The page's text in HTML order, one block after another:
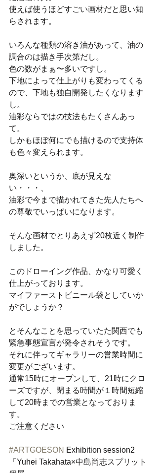
使えば使うほどすごい画材だと思い知
らされます。
いろんな種類の溶き油があって、油の
調合のは描き手次第だし。
色の数がまぁ〜多いですし。
下地によって仕上がりも変わってくる
ので、下地も独自開発したくなります
し。
油彩ならではの技法もたくさんあっ
て。
しかもほぼ何にでも描けるので支持体
も色々変えられます。
奥深いというか、底が見えな
い・・・、
油彩で今まで描かれてきた先人たちへ
の尊敬でいっぱいになります。
そんな画材でとりあえず20枚近く制作
しました。
このドローイング作品、かなり可愛く
仕上がっております。
マイファーストビニール袋としていか
がでしょうか？
とそんなことを思っていたた関西でも
緊急事態宣言が発令されそうです。
それに伴ってギャラリーの営業時間に
変更がございます。
通常15時にオープンして、21時にクロ
ーズですが、閉まる時間が１時間短縮
して20時までの営業となっておりま
す。
ご注意ください
#ARTGOESON Exhibition session2
「Yuhei Takahata×中島尚志スプリット